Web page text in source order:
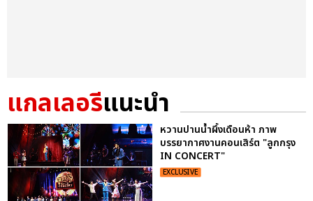
แกลเลอรีแนะนำ
หวานปานน้ำผึ้งเดือนห้า ภาพ
บรรยากาศงานคอนเสิร์ต "ลูกกรุง
IN CONCERT"
EXCLUSIVE